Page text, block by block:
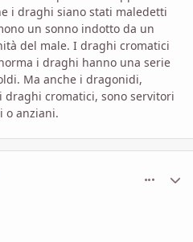
i draghi siano stati maledetti
un sonno indotto da un
del male. I draghi cromatici
i draghi hanno una serie
Ma anche i dragonidi,
draghi cromatici, sono servitori
o anziani.